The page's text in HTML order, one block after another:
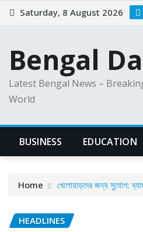
Skip
to
Saturday, 8 August 2026
Bengal
Latest Bengal News –
World
BUSINESS EDUCATION
Home খেলোয়াড়দের জন্য সুযোগ:
HEADLINES